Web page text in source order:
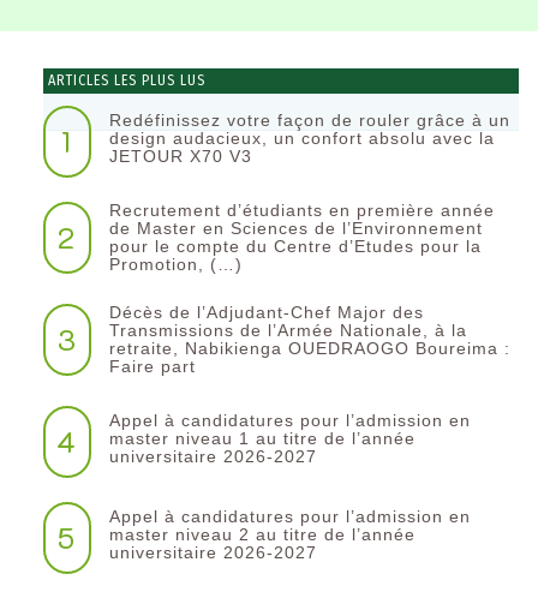
ARTICLES LES PLUS LUS
1
Redéfinissez votre façon de rouler grâce à un
design audacieux, un confort absolu avec la
JETOUR X70 V3
2
Recrutement d’étudiants en première année
de Master en Sciences de l’Environnement
pour le compte du Centre d’Etudes pour la
Promotion, (…)
3
Décès de l’Adjudant-Chef Major des
Transmissions de l’Armée Nationale, à la
retraite, Nabikienga OUEDRAOGO Boureima :
Faire part
4
Appel à candidatures pour l’admission en
master niveau 1 au titre de l’année
universitaire 2026-2027
5
Appel à candidatures pour l’admission en
master niveau 2 au titre de l’année
universitaire 2026-2027